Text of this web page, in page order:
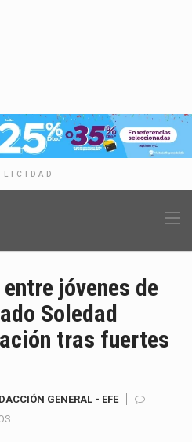
jóvenes de
Soledad
tras fuertes
GENERAL - EFE